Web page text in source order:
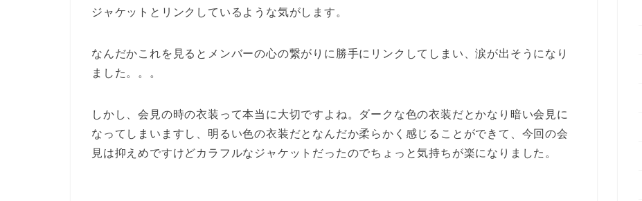
ジャケットとリンクしているような気がします。
なんだかこれを見るとメンバーの心の繋がりに勝手にリンクしてしまい、涙が出そうになり
ました。。。
しかし、会見の時の衣装って本当に大切ですよね。ダークな色の衣装だとかなり暗い会見に
なってしまいますし、明るい色の衣装だとなんだか柔らかく感じることができて、今回の会
見は抑えめですけどカラフルなジャケットだったのでちょっと気持ちが楽になりました。